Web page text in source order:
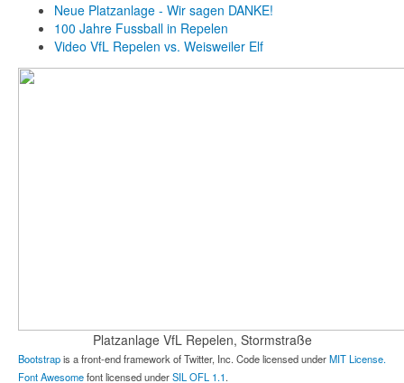
Neue Platzanlage - Wir sagen DANKE!
100 Jahre Fussball in Repelen
Video VfL Repelen vs. Weisweiler Elf
Platzanlage VfL Repelen, Stormstraße
Bootstrapis a front-end framework of Twitter, Inc. Code licensed underMIT License.
Font Awesomefont licensed underSIL OFL 1.1.